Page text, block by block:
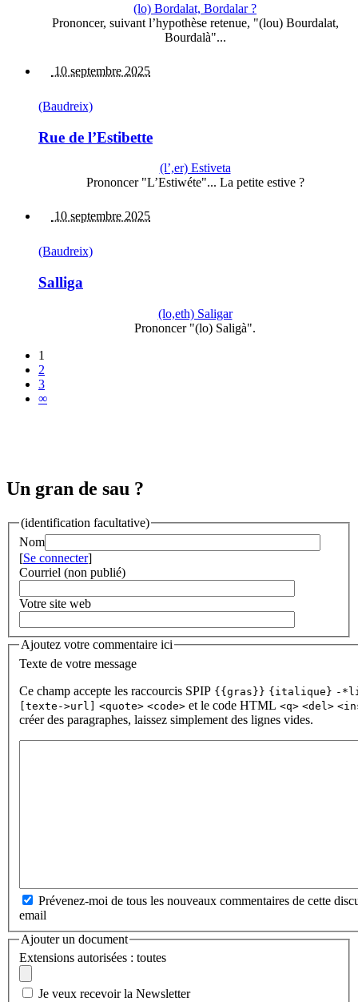
(lo) Bordalat, Bordalar ?
Prononcer, suivant l’hypothèse retenue, "(lou) Bourdalat,
Bourdalà"...
10 septembre 2025
(Baudreix)
Rue de l’Estibette
(l’,er) Estiveta
Prononcer "L’Estiwéte"... La petite estive ?
10 septembre 2025
(Baudreix)
Salliga
(lo,eth) Saligar
Prononcer "(lo) Saligà".
1
2
3
∞
Un gran de sau ?
(identification facultative)
Nom
[Se connecter]
Courriel (non publié)
Votre site web
Ajoutez votre commentaire ici
Texte de votre message
Ce champ accepte les raccourcis SPIP {{gras}} {italique} -
[texte->url] <quote> <code> et le code HTML <q> <del>
créer des paragraphes, laissez simplement des lignes vides.
Prévenez-moi de tous les nouveaux commentaires de cette
email
Ajouter un document
Extensions autorisées : toutes
Je veux recevoir la Newsletter